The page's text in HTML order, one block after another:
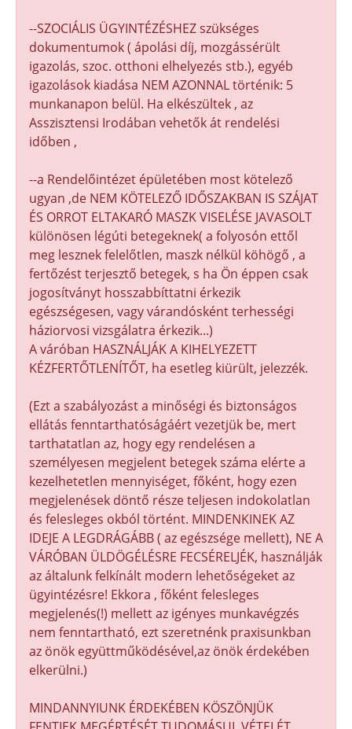
--SZOCIÁLIS ÜGYINTÉZÉSHEZ szükséges
dokumentumok ( ápolási díj, mozgássérült
igazolás, szoc. otthoni elhelyezés stb.), egyéb
igazolások kiadása NEM AZONNAL történik: 5
munkanapon belül. Ha elkészültek , az
Asszisztensi Irodában vehetők át rendelési
időben ,
--a Rendelőintézet épületében most kötelező
ugyan ,de NEM KÖTELEZŐ IDŐSZAKBAN IS SZÁJAT
ÉS ORROT ELTAKARÓ MASZK VISELÉSE JAVASOLT
különösen légúti betegeknek( a folyosón ettől
meg lesznek felelőtlen, maszk nélkül köhögő , a
fertőzést terjesztő betegek, s ha Ön éppen csak
jogosítványt hosszabbíttatni érkezik
egészségesen, vagy várandósként terhességi
háziorvosi vizsgálatra érkezik...)
A váróban HASZNÁLJÁK A KIHELYEZETT
KÉZFERTŐTLENÍTŐT, ha esetleg kiürült, jelezzék.
(Ezt a szabályozást a minőségi és biztonságos
ellátás fenntarthatóságáért vezetjük be, mert
tarthatatlan az, hogy egy rendelésen a
személyesen megjelent betegek száma elérte a
kezelhetetlen mennyiséget, főként, hogy ezen
megjelenések döntő része teljesen indokolatlan
és felesleges okból történt. MINDENKINEK AZ
IDEJE A LEGDRÁGÁBB ( az egészsége mellett), NE A
VÁRÓBAN ÜLDÖGÉLÉSRE FECSÉRELJÉK, használják
az általunk felkínált modern lehetőségeket az
ügyintézésre! Ekkora , főként felesleges
megjelenés(!) mellett az igényes munkavégzés
nem fenntartható, ezt szeretnénk praxisunkban
az önök együttműködésével,az önök érdekében
elkerülni.)
MINDANNYIUNK ÉRDEKÉBEN KÖSZÖNJÜK